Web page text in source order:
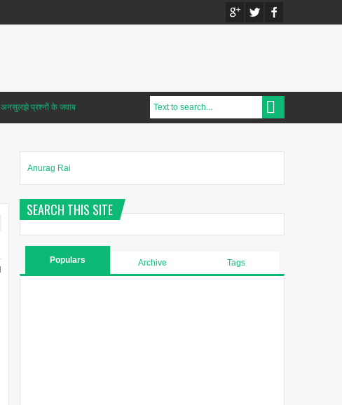
अनसुलझे प्रश्नों के जवाब
Anurag Rai
SEARCH THIS SITE
Populars Archive Tags